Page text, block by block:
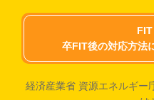
FIT
卒FIT後の対応方法
経済産業省 資源エネルギー